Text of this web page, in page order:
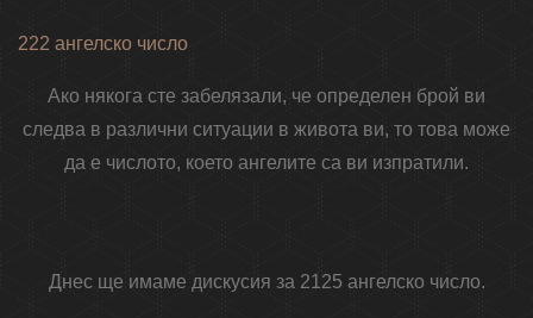
222 ангелско число
Ако някога сте забелязали, че определен брой ви
следва в различни ситуации в живота ви, то това може
да е числото, което ангелите са ви изпратили.
Днес ще имаме дискусия за 2125 ангелско число.